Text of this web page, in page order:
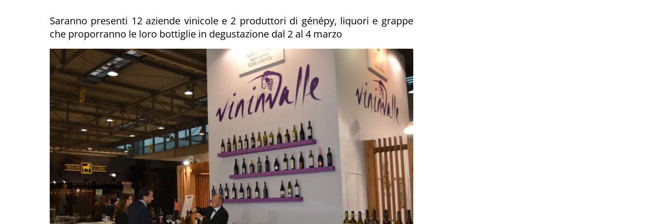
Saranno presenti 12 aziende vinicole e 2 produttori di génépy, liquori e grappe
che proporranno le loro bottiglie in degustazione dal 2 al 4 marzo